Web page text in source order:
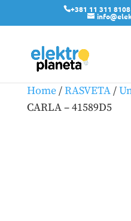
+381 11 311 8108
Home/RASVETA/
CARLA – 41589D5